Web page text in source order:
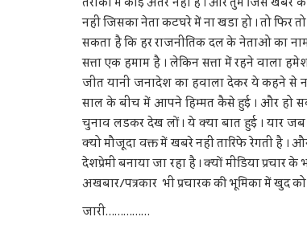
नहीं जिसका नेता कटघरे में ना खडा हो । तो फिर
सकता है कि हर राजनीतिक दल के नेताओ का नाम
सत्ता एक हमाम है । लेकिन सत्ता में रहने वाला
जीत यानी जनादेश का हवाला देकर ये कहने से
साल के बीच में आपने हिम्मत कैसे हुई । और हो
चुनाव लडकर देख लों । ये क्या बात हुई । यार
क्यो मौजूदा वक्त में खबरे नहीं तारिफे रेगती है ।
देशप्रेमी बनाया जा रहा है । क्यों मीडिया
अखबार/पत्रकार भी प्रचारक की भूमिका में खुद
जारी……………